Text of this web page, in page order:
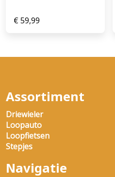
€59,99
Assortiment
Driewieler
Loopauto
Loopfietsen
Stepjes
Navigatie